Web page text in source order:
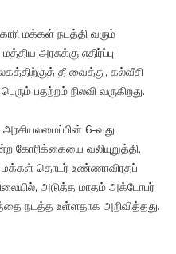
மக்கள் நடத்தி வரும்
அரசுக்கு எதிர்ப்பு
தீ வைத்து, கல்வீசி
பதற்றம் நிலவி வருகிறது.
6-வது
வலியுறுத்தி,
மக்கள் தொடர் உண்ணாவிரதப்
அடுத்த மாதம் அக்டோபர்
நடத்த உள்ளதாக அறிவித்தது.